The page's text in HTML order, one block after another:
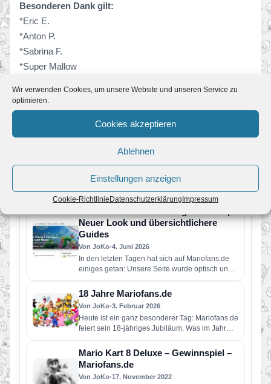
Wir verwenden Cookies, um unsere Website und unseren Service zu
optimieren.
Cookies akzeptieren
Ablehnen
Einstellungen anzeigen
Cookie-Richtlinie Datenschutzerklärung Impressum
Besonderen Dank gilt:
*Eric E.
*Anton P.
*Sabrina F.
*Super Mallow
welche durch Ihre Meinung oder Hilfe dazu beigetragen
haben, diese Version so umzusetzen.
Ähnliche News
Neuer Look und übersichtlichere
Guides
Von JoKo•4. Juni 2026
In den letzten Tagen hat sich auf Mariofans.de
einiges getan: Unsere Seite wurde optisch und
technisch umfangreich überarbeitet…
18 Jahre Mariofans.de
Von JoKo•3. Februar 2026
Heute ist ein ganz besonderer Tag: Mariofans.de
feiert sein 18-jähriges Jubiläum. Was im Jahr
2008 als kleine Fanseite…
Mario Kart 8 Deluxe – Gewinnspiel –
Mariofans.de
Von JoKo•17. November 2022